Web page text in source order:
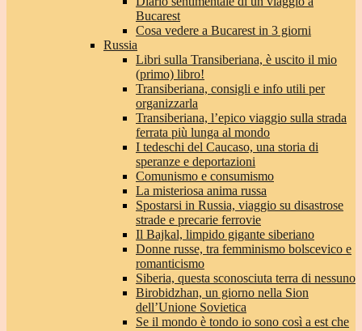
Bucarest
Cosa vedere a Bucarest in 3 giorni
Russia
Libri sulla Transiberiana, è uscito il mio
(primo) libro!
Transiberiana, consigli e info utili per
organizzarla
Transiberiana, l’epico viaggio sulla strada
ferrata più lunga al mondo
I tedeschi del Caucaso, una storia di
speranze e deportazioni
Comunismo e consumismo
La misteriosa anima russa
Spostarsi in Russia, viaggio su disastrose
strade e precarie ferrovie
Il Bajkal, limpido gigante siberiano
Donne russe, tra femminismo bolscevico e
romanticismo
Siberia, questa sconosciuta terra di nessuno
Birobidzhan, un giorno nella Sion
dell’Unione Sovietica
Se il mondo è tondo io sono così a est che